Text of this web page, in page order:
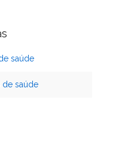
saúde
de saúde